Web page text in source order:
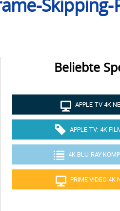
Beliebte
APPLE TV 4K
APPLE TV: 4K
4K BLU-RAY
PRIME VIDEO 4K